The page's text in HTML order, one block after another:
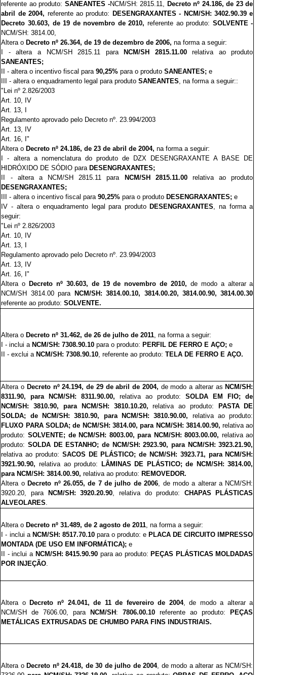
referente ao produto: SANEANTES -NCM/SH: 2815.11, Decreto nº 24.186, de 23 de
abril de 2004, referente ao produto: DESENGRAXANTES - NCM/SH: 3402.90.39 e
Decreto 30.603, de 19 de novembro de 2010,referente ao produto: SOLVENTE -
NCM/SH: 3814.00,
Altera o Decreto nº 26.364, de 19 de dezembro de 2006,na forma a seguir:
I - altera a NCM/SH 2815.11 para
NCM/SH 2815.11.00relativa ao produto
SANEANTES;
II - altera o incentivo fiscal para90,25% para o produtoSANEANTES;e
III - altera o enquadramento legal para produtoSANEANTES, na forma a seguir::
"Lei nº 2.826/2003
Art. 10, IV
Art. 13, I
Regulamento aprovado pelo Decreto nº. 23.994/2003
Art. 13, IV
Art. 16, I"
Altera o Decreto nº 24.186, de 23 de abril de 2004,na forma a seguir:
I - altera a nomenclatura do produto de DZX DESENGRAXANTE A BASE DE
HIDRÓXIDO DE SÓDIO para DESENGRAXANTES;
II - altera a NCM/SH 2815.11 para
NCM/SH 2815.11.00relativa ao produto
DESENGRAXANTES;
III - altera o incentivo fiscal para90,25% para o produto DESENGRAXANTES;e
IV - altera o enquadramento legal para produto DESENGRAXANTES, na forma a
seguir:
"Lei nº 2.826/2003
Art. 10, IV
Art. 13, I
Regulamento aprovado pelo Decreto nº. 23.994/2003
Art. 13, IV
Art. 16, I"
Altera o Decreto nº 30.603, de 19 de novembro de 2010, de modo a alterar a
NCM/SH 3814.00 para NCM/SH: 3814.00.10, 3814.00.20, 3814.00.90, 3814.00.30
referente ao produto:SOLVENTE.
Altera o Decreto nº 31.462, de 26 de julho de 2011, na forma a seguir:
I - inclui a NCM/SH: 7308.90.10para o produto: PERFIL DE FERRO E AÇO;e
II - exclui a NCM/SH: 7308.90.10, referente ao produto:TELA DE FERRO E AÇO.
Altera o Decreto nº 24.194, de 29 de abril de 2004, de modo a alterar as NCM/SH:
8311.90, para NCM/SH: 8311.90.00,relativa ao produto:SOLDA EM FIO; de
NCM/SH: 3810.90, para NCM/SH: 3810.10.20,relativa ao produto:
PASTA DE
SOLDA; de
NCM/SH: 3810.90, para NCM/SH: 3810.90.00, relativa ao produto:
FLUXO PARA SOLDA; de NCM/SH: 3814.00, para NCM/SH: 3814.00.90,relativa ao
produto: SOLVENTE; de NCM/SH: 8003.00, para NCM/SH: 8003.00.00, relativa ao
produto:SOLDA DE ESTANHO; de NCM/SH: 2923.90, para NCM/SH: 3923.21.90,
relativa ao produto: SACOS DE PLÁSTICO; de NCM/SH: 3923.71, para NCM/SH:
3921.90.90, relativa ao produto: LÂMINAS DE PLÁSTICO; de NCM/SH: 3814.00,
para NCM/SH: 3814.00.90,relativa ao produto: REMOVEDOR.
Altera o Decreto nº 26.055, de 7 de julho de 2006, de modo a alterar a NCM/SH:
3920.20, para
NCM/SH: 3920.20.90, relativa do produto: CHAPAS PLÁSTICAS
ALVEOLARES.
Altera o Decreto nº 31.489, de 2 agosto de 2011, na forma a seguir:
I - inclui a NCM/SH: 8517.70.10 para o produto: e PLACA DE CIRCUITO IMPRESSO
MONTADA (DE USO EM INFORMÁTICA);e
II - inclui a NCM/SH: 8415.90.90 para ao produto: PEÇAS PLÁSTICAS MOLDADAS
POR INJEÇÃO.
Altera o Decreto nº 24.041, de 11 de fevereiro de 2004, de modo a alterar a
NCM/SH de 7606.00, para
NCM/SH :7806.00.10 referente ao produto:
PEÇAS
METÁLICAS EXTRUSADAS DE CHUMBO PARA FINS INDUSTRIAIS.
Altera o Decreto nº 24.418, de 30 de julho de 2004, de modo a alterar as NCM/SH: